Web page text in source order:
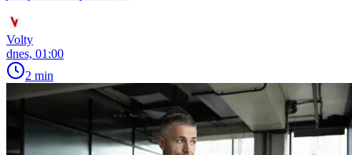
Volty
dnes, 01:00
2 min